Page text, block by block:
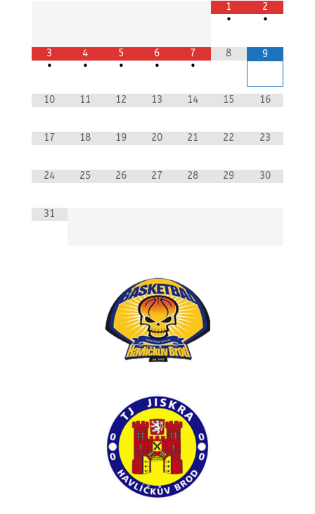
1
•
2
•
3
•
4
•
5
•
6
•
7
•
8 9
10 11 12 13 14 15 16
17 18 19 20 21 22 23
24 25 26 27 28 29 30
31